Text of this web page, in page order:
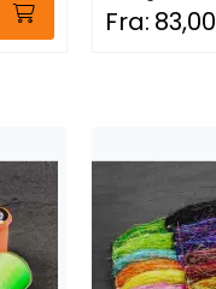
Fra: 83,00